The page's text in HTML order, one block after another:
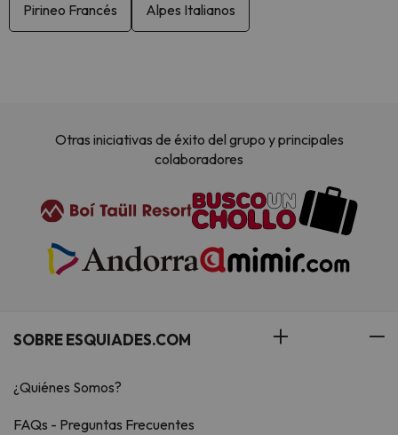
Pirineo Francés Alpes Italianos
Otras iniciativas de éxito del grupo y principales
colaboradores
SOBRE ESQUIADES.COM
¿Quiénes Somos?
FAQs - Preguntas Frecuentes